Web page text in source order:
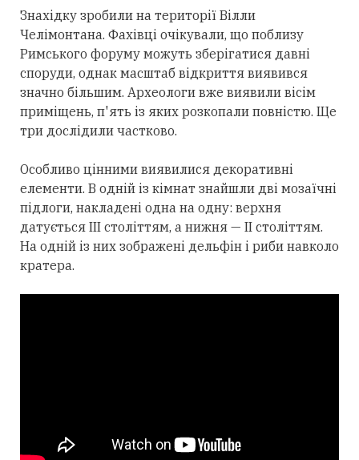
Знахідку зробили на території Вілли
Челімонтана. Фахівці очікували, що поблизу
Римського форуму можуть зберігатися давні
споруди, однак масштаб відкриття виявився
значно більшим. Археологи вже виявили вісім
приміщень, п'ять із яких розкопали повністю. Ще
три дослідили частково.
Особливо цінними виявилися декоративні
елементи. В одній із кімнат знайшли дві мозаїчні
підлоги, накладені одна на одну: верхня
датується III століттям, а нижня — II століттям.
На одній із них зображені дельфін і риби навколо
кратера.